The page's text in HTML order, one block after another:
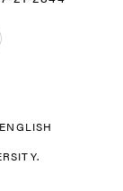
ENGLISH